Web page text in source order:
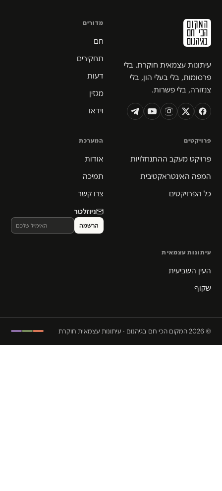
עצמאית חוקרת. בלי
בלי בעלי הון, בלי
בלי פשרות.
מדורים
תחקירים
מעקב ההתנחלויות
האינטראקטיבית
הפרויקטים
המערכת
אודות
תמיכה
צרו קשר
ניוזלטר
עצמאית
השביעית